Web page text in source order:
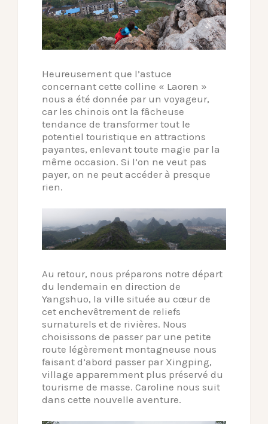
Heureusement que l’astuce
concernant cette colline « Laoren »
nous a été donnée par un voyageur,
car les chinois ont la fâcheuse
tendance de transformer tout le
potentiel touristique en attractions
payantes, enlevant toute magie par la
même occasion. Si l’on ne veut pas
payer, on ne peut accéder à presque
rien.
Au retour, nous préparons notre départ
du lendemain en direction de
Yangshuo, la ville située au cœur de
cet enchevêtrement de reliefs
surnaturels et de rivières. Nous
choisissons de passer par une petite
route légèrement montagneuse nous
faisant d’abord passer par Xingping,
village apparemment plus préservé du
tourisme de masse. Caroline nous suit
dans cette nouvelle aventure.